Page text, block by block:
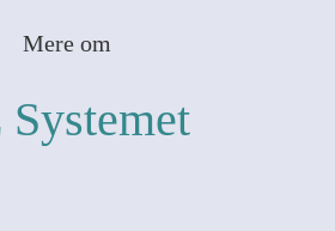
Mere om
Systemet